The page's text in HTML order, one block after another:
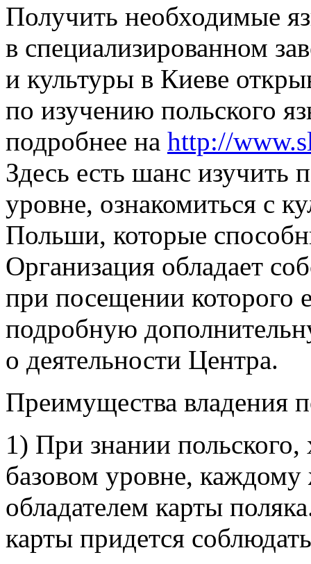
Получить необходимые
в специализированном
и культуры в Киеве
по изучению польского
подробнее на http://
Здесь есть шанс изучить
уровне, ознакомиться с
Польши, которые
Организация обладает
при посещении которого
подробную
о деятельности Центра.
Преимущества владения
1) При знании
базовом уровне,
обладателем карты
карты придется